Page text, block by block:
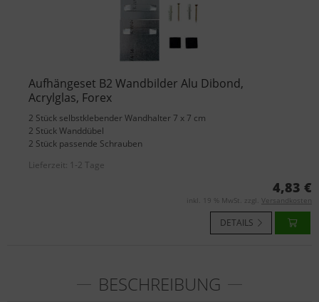
Aufhängeset B2 Wandbilder Alu Dibond,
Acrylglas, Forex
2 Stück selbstklebender Wandhalter 7 x 7 cm
2 Stück Wanddübel
2 Stück passende Schrauben
Lieferzeit: 1-2 Tage
4,83 €
inkl. 19 % MwSt. zzgl. Versandkosten
DETAILS
BESCHREIBUNG